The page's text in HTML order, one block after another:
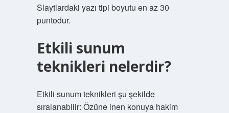
Slaytlardaki yazı tipi boyutu en az 30
puntodur.
Etkili sunum
teknikleri nelerdir?
Etkili sunum teknikleri şu şekilde
sıralanabilir: Özüne inen konuya hakim